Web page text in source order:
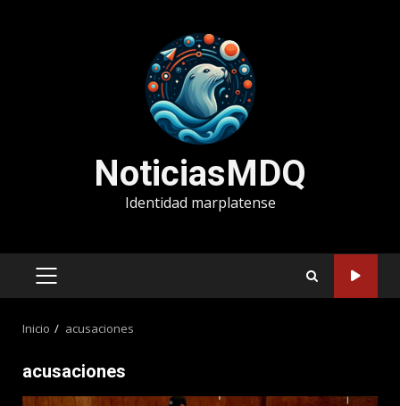
NoticiasMDQ
Identidad marplatense
MENÚ
Inicio acusaciones
acusaciones